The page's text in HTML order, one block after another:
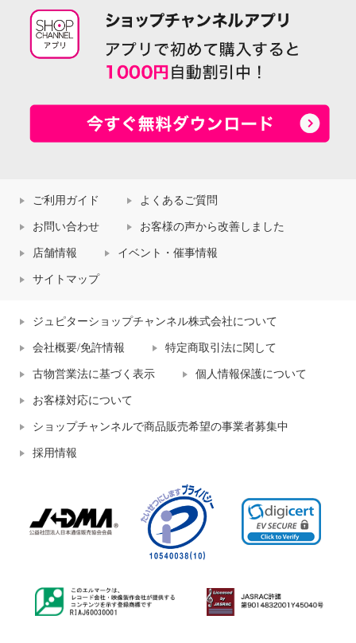
ご利用ガイド よくあるご質問
お問い合わせ お客様の声から改善しました
店舗情報 イベント・催事情報
サイトマップ
ジュピターショップチャンネル株式会社について
会社概要/免許情報 特定商取引法に関して
古物営業法に基づく表示 個人情報保護について
お客様対応について
ショップチャンネルで商品販売希望の事業者募集中
採用情報